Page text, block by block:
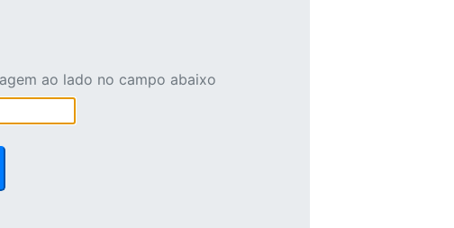
ao lado no campo abaixo